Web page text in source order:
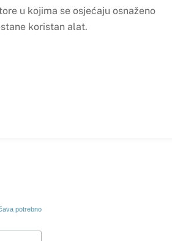
u kojima se osjećaju osnaženo
koristan alat.
potrebno